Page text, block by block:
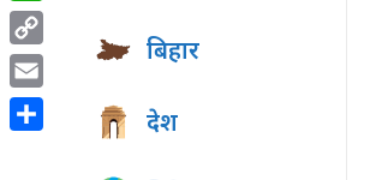
बिहार
देश
WhatsApp
Copy
Link
Email